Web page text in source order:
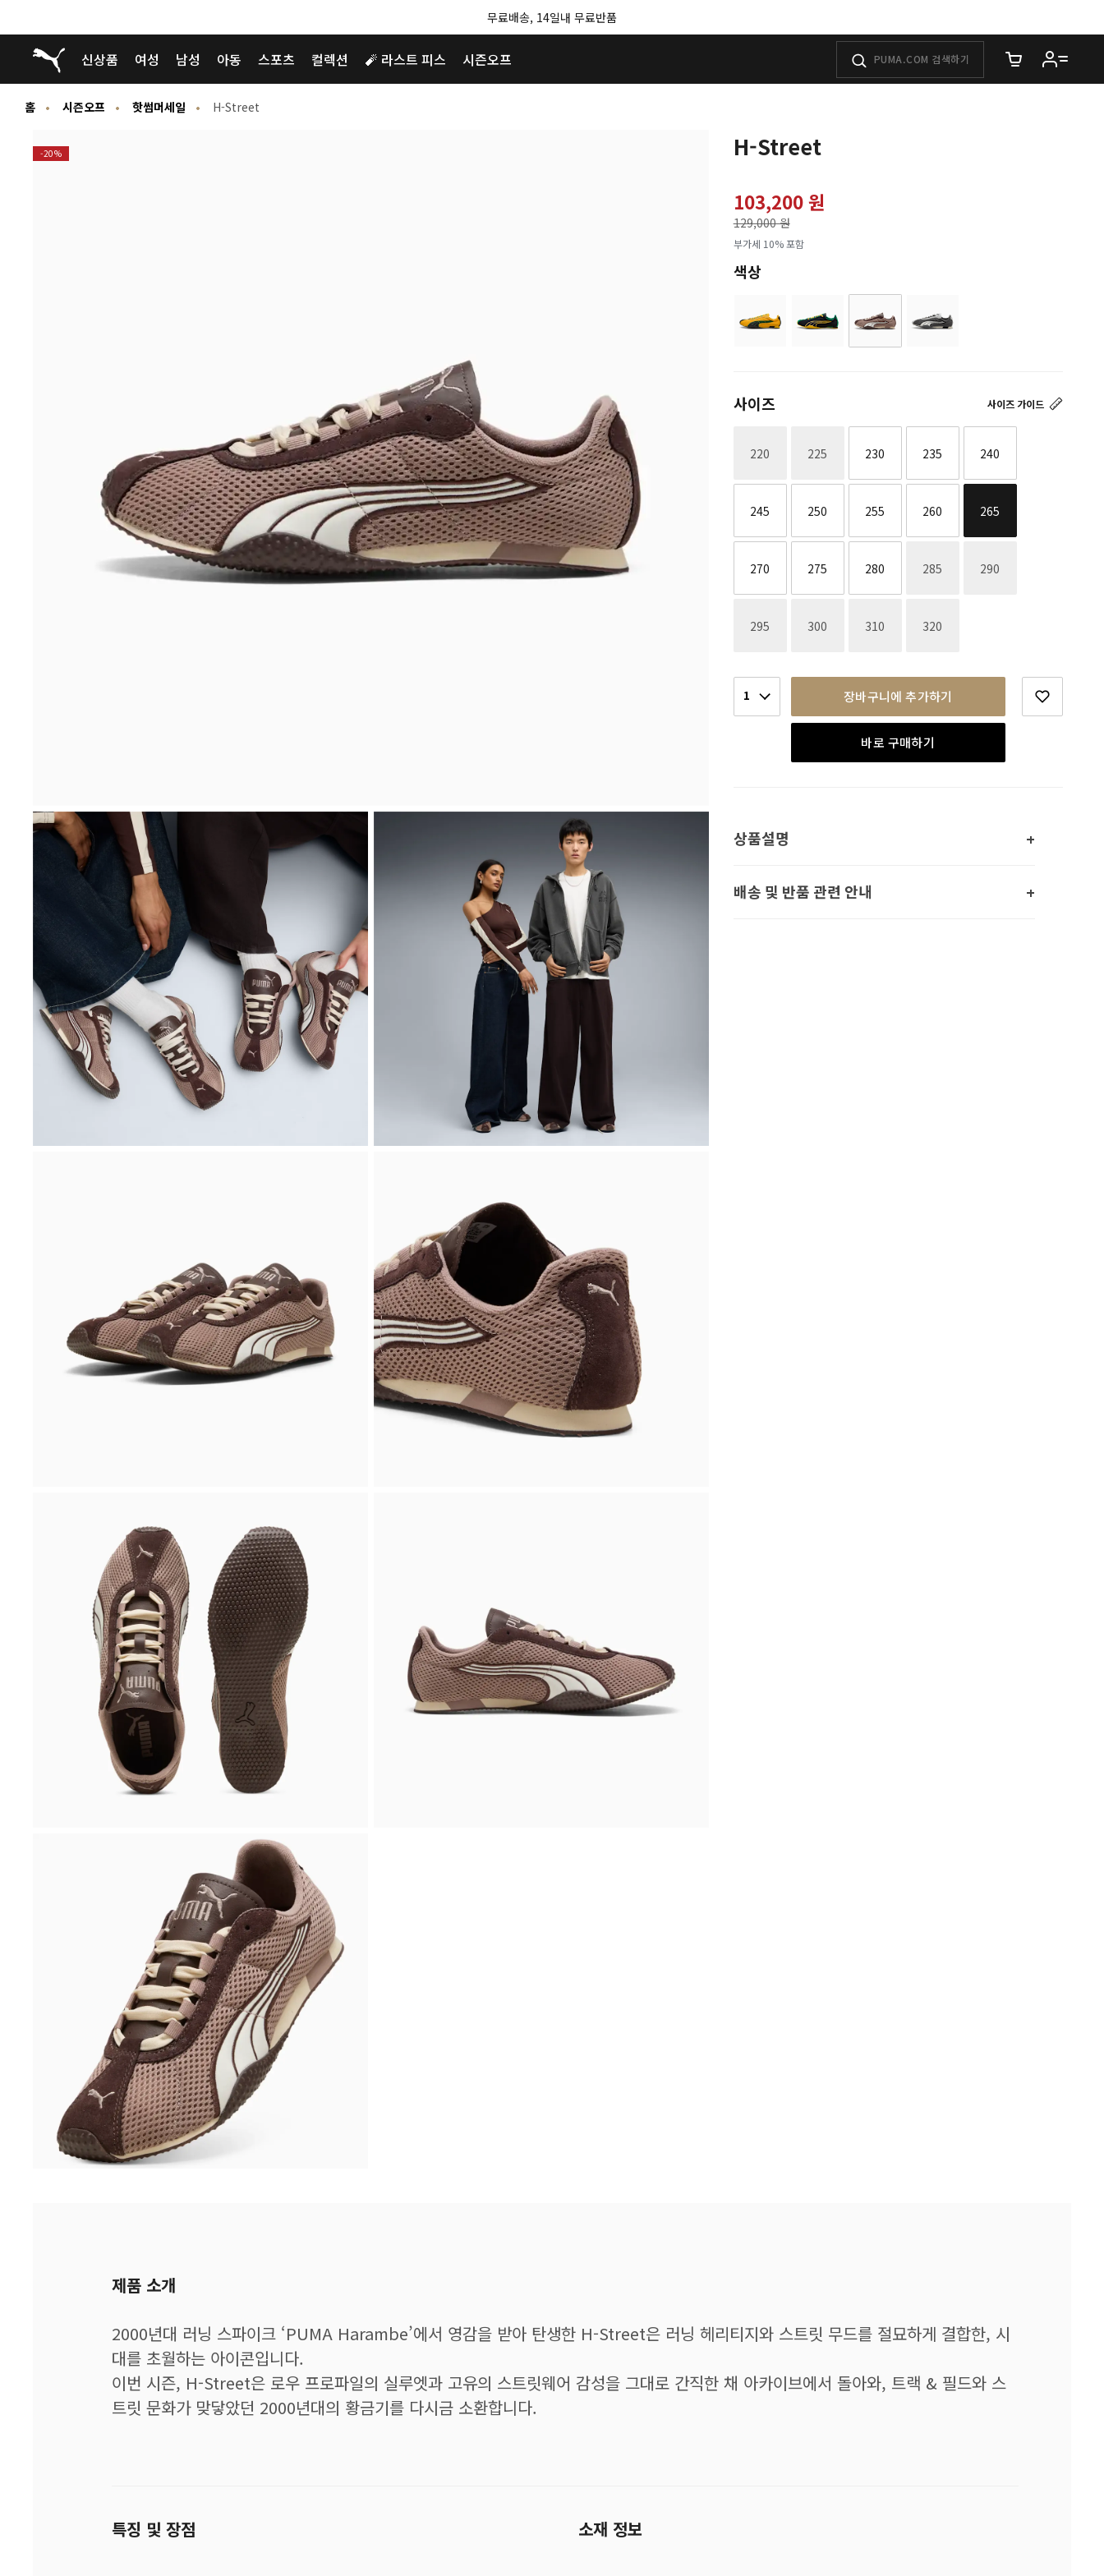
무료배송, 14일내 무료반품
푸마 홈
신상품 여성 남성 아동 스포츠 컬렉션 🧨 라스트 피스 시즌오프 장바구니에 담은
홈 시즌오프 핫썸머세일 H-Street
-20% H-Street
103,200 원
129,000 원
로
부가세 10% 포함
색상
사이즈 가이드
사이즈
220 재고없음225 재고없음230 235 240
245 250 255 260 265
270 275 280 285 재고없음290
295 재고없음300 재고없음310 재고없음320
1 장바구니에 추가하기
바로 구매하기
상품설명
배송 및 반품 관련 안내
제품 소개
2000년대 러닝 스파이크 ‘PUMA Harambe’에서 영감을 받아 탄생한 H-Street은 러닝 헤리티지와 스트릿 무드를 절묘하게 결합한, 시
대를 초월하는 아이콘입니다.
이번 시즌, H-Street은 로우 프로파일의 실루엣과 고유의 스트릿웨어 감성을 그대로 간직한 채 아카이브에서 돌아와, 트랙 & 필드와 스
트릿 문화가 맞닿았던 2000년대의 황금기를 다시금 소환합니다.
특징 및 장점 소재 정보